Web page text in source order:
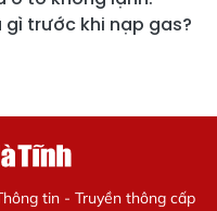
gì trước khi nạp gas?
tin - Truyền thông cấp